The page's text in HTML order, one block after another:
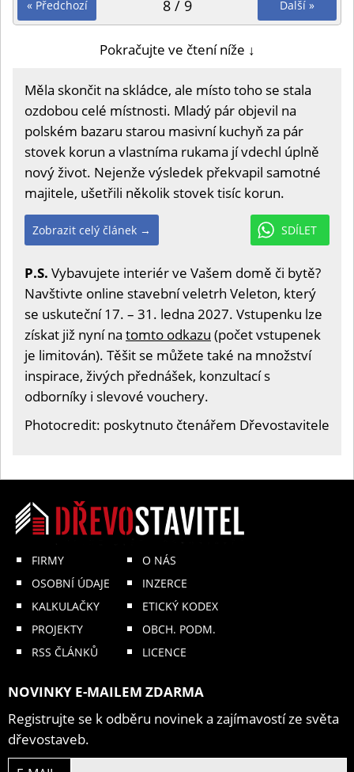
« Předchozí Další »
8 / 9
Pokračujte ve čtení níže ↓
Měla skončit na skládce, ale místo toho se stala
ozdobou celé místnosti. Mladý pár objevil na
polském bazaru starou masivní kuchyň za pár
stovek korun a vlastníma rukama jí vdechl úplně
nový život. Nejenže výsledek překvapil samotné
majitele, ušetřili několik stovek tisíc korun.
SDÍLET
Zobrazit celý článek →
P.S. Vybavujete interiér ve Vašem domě či bytě?
Navštivte online stavební veletrh Veleton, který
se uskuteční 17. – 31. ledna 2027. Vstupenku lze
získat již nyní na tomto odkazu (počet vstupenek
je limitován). Těšit se můžete také na množství
inspirace, živých přednášek, konzultací s
odborníky i slevové vouchery.
Photocredit: poskytnuto čtenářem Dřevostavitele
FIRMY
OSOBNÍ ÚDAJE
KALKULAČKY
PROJEKTY
RSS ČLÁNKŮ
O NÁS
INZERCE
ETICKÝ KODEX
OBCH. PODM.
LICENCE
NOVINKY E-MAILEM ZDARMA
Registrujte se k odběru novinek a zajímavostí ze světa
dřevostaveb.